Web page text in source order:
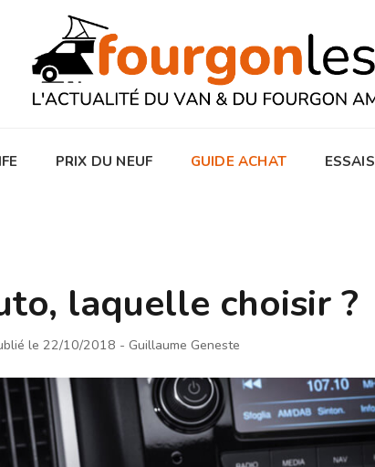
PRIX DU NEUF GUIDE ACHAT ESSAIS
laquelle choisir ?
le 22/10/2018 - Guillaume Geneste